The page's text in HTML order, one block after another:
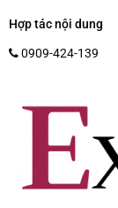
Hợp tác nội dung
0909-424-139